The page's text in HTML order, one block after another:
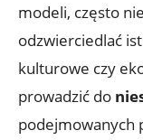
modeli, często
odzwierciedlać
kulturowe czy
prowadzić do
podejmowanych